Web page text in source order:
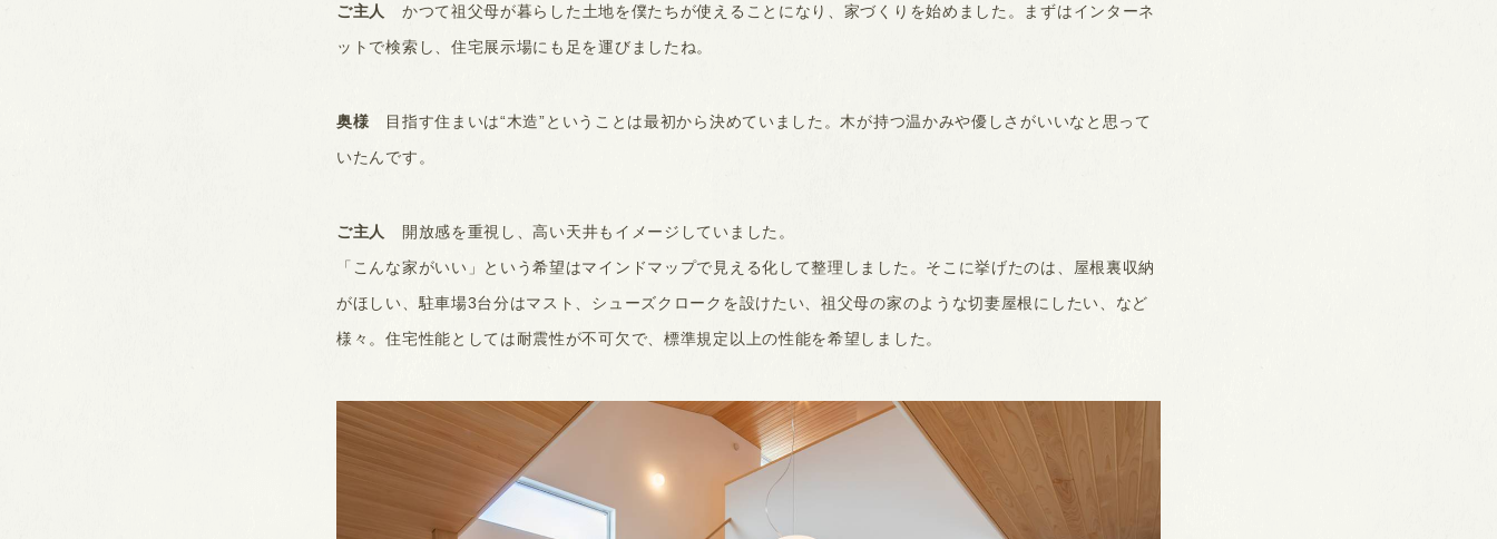
ご主人
かつて祖父母が暮らした土地を僕たちが使えることになり、家づくりを始めました。まずはインターネ
ットで検索し、住宅展示場にも足を運びましたね。
奥様 目指す住まいは“木造”ということは最初から決めていました。木が持つ温かみや優しさがいいなと思って
いたんです。
ご主人
開放感を重視し、高い天井もイメージしていました。
「こんな家がいい」という希望はマインドマップで見える化して整理しました。そこに挙げたのは、屋根裏収納
がほしい、駐車場3台分はマスト、シューズクロークを設けたい、祖父母の家のような切妻屋根にしたい、など
様々。住宅性能としては耐震性が不可欠で、標準規定以上の性能を希望しました。